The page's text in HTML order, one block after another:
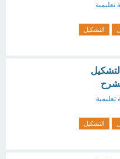
تعليمية
التشكيل
تعليمية
التشكيل